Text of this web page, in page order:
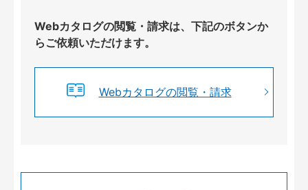
Webカタログの閲覧・請求は、下記のボタンか
らご依頼いただけます。
Webカタログの閲覧・請求